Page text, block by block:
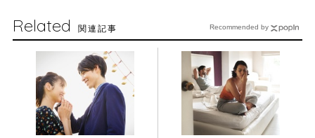
Related 関連記事 Recommended by